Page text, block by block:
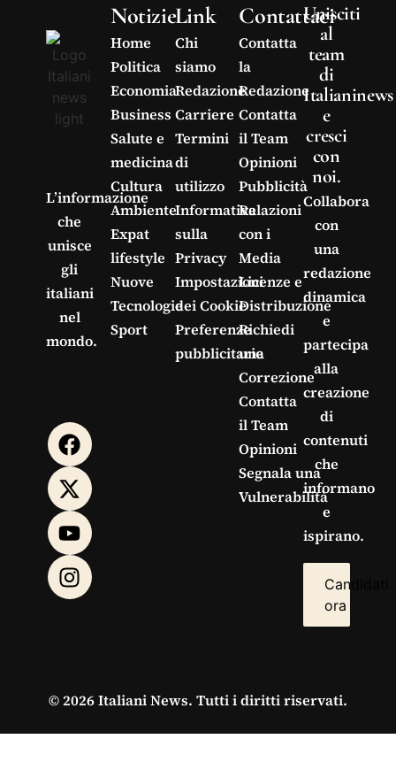
L’informazione
che
unisce
gli
italiani
nel
mondo.
Notizie
Home
Politica
Economia
Business
Salute e
medicina
Cultura
Ambiente
Expat
lifestyle
Nuove
Tecnologie
Sport
Link
Chi
siamo
Redazione
Carriere
Termini
di
utilizzo
Informativa
sulla
Privacy
Impostazioni
dei Cookie
Preferenze
pubblicitarie
Contattaci
Contatta
la
Redazione
Contatta
il Team
Opinioni
Pubblicità
Relazioni
con i
Media
Licenze e
Distribuzione
Richiedi
una
Correzione
Contatta
il Team
Opinioni
Segnala una
Vulnerabilità
Unisciti
al
team
di
Italianinews
e
cresci
con
noi.
Collabora
con
una
redazione
dinamica
e
partecipa
alla
creazione
di
contenuti
che
informano
e
ispirano.
Candidati
ora
© 2026 Italiani News. Tutti i diritti riservati.